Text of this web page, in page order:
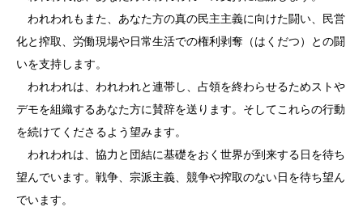
われわれもまた、あなた方の真の民主主義に向けた闘い、民営
化と搾取、労働現場や日常生活での権利剥奪（はくだつ）との闘
いを支持します。
われわれは、われわれと連帯し、占領を終わらせるためストや
デモを組織するあなた方に賛辞を送ります。そしてこれらの行動
を続けてくださるよう望みます。
われわれは、協力と団結に基礎をおく世界が到来する日を待ち
望んでいます。戦争、宗派主義、競争や搾取のない日を待ち望ん
でいます。